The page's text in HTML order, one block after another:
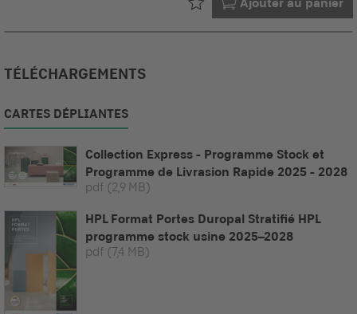
TÉLÉCHARGEMENTS
CARTES DÉPLIANTES
Collection Express - Programme Stock et
Programme de Livrasion Rapide 2025 - 2028
pdf (2,9 MB)
HPL Format Portes Duropal Stratifié HPL
programme stock usine 2025–2028
pdf (7,4 MB)